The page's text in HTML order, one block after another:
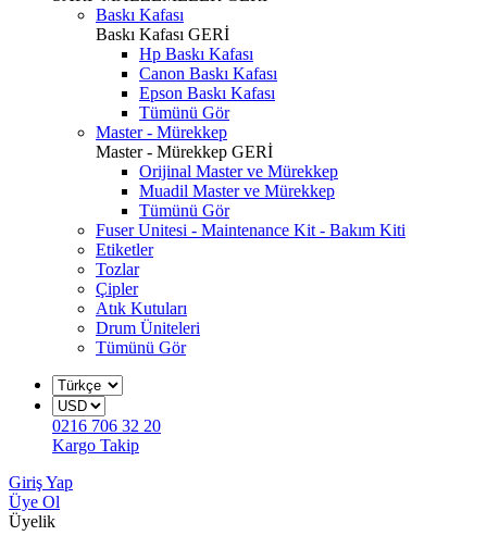
Baskı Kafası
Baskı Kafası GERİ
Hp Baskı Kafası
Canon Baskı Kafası
Epson Baskı Kafası
Tümünü Gör
Master - Mürekkep
Master - Mürekkep GERİ
Orijinal Master ve Mürekkep
Muadil Master ve Mürekkep
Tümünü Gör
Fuser Unitesi - Maintenance Kit - Bakım Kiti
Etiketler
Tozlar
Çipler
Atık Kutuları
Drum Üniteleri
Tümünü Gör
0216 706 32 20
Kargo Takip
Giriş Yap
Üye Ol
Üyelik